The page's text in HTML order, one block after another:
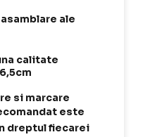
ale
calitate
si marcare
este
dreptul fiecarei